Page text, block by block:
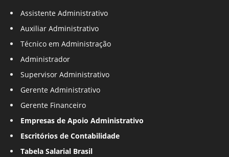
Assistente Administrativo
Auxiliar Administrativo
Técnico em Administração
Administrador
Supervisor Administrativo
Gerente Administrativo
Gerente Financeiro
Empresas de Apoio Administrativo
Escritórios de Contabilidade
Tabela Salarial Brasil